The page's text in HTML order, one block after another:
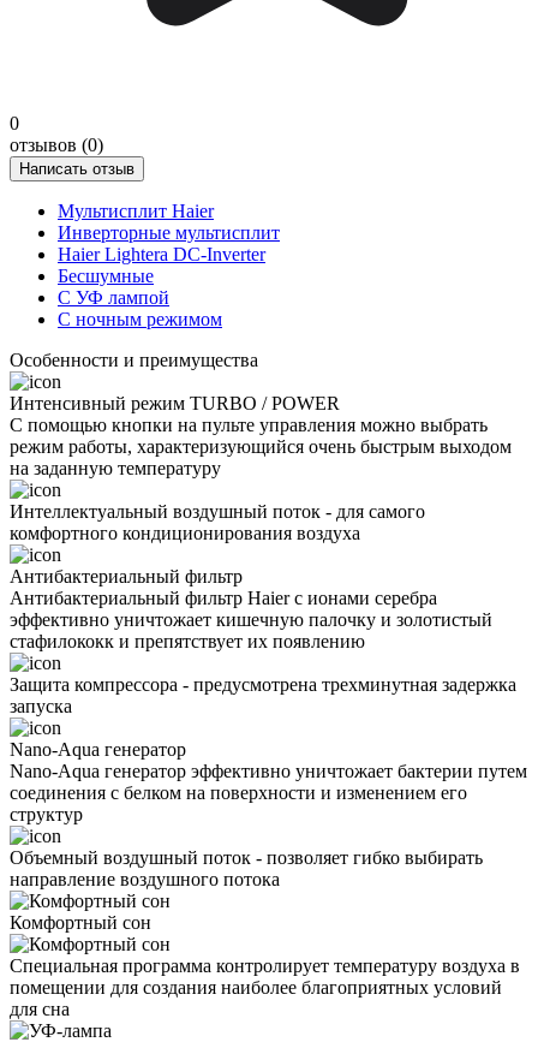
0
отзывов (0)
Написать отзыв
Мультисплит Haier
Инверторные мультисплит
Haier Lightera DC-Inverter
Бесшумные
С УФ лампой
С ночным режимом
Особенности и преимущества
Интенсивный режим TURBO / POWER
С помощью кнопки на пульте управления можно выбрать
режим работы, характеризующийся очень быстрым выходом
на заданную температуру
Интеллектуальный воздушный поток - для самого
комфортного кондиционирования воздуха
Антибактериальный фильтр
Антибактериальный фильтр Haier с ионами серебра
эффективно уничтожает кишечную палочку и золотистый
стафилококк и препятствует их появлению
Защита компрессора - предусмотрена трехминутная задержка
запуска
Nano-Aqua генератор
Nano-Aqua генератор эффективно уничтожает бактерии путем
соединения с белком на поверхности и изменением его
структур
Объемный воздушный поток - позволяет гибко выбирать
направление воздушного потока
Комфортный сон
Специальная программа контролирует температуру воздуха в
помещении для создания наиболее благоприятных условий
для сна